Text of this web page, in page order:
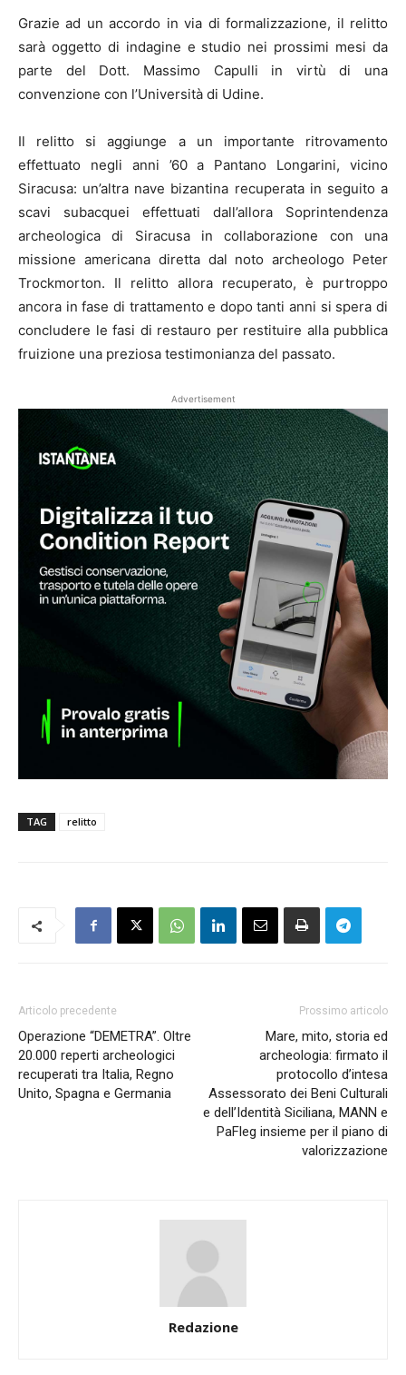
Grazie ad un accordo in via di formalizzazione, il relitto
sarà oggetto di indagine e studio nei prossimi mesi da
parte del Dott. Massimo Capulli in virtù di una
convenzione con l’Università di Udine.
Il relitto si aggiunge a un importante ritrovamento
effettuato negli anni ’60 a Pantano Longarini, vicino
Siracusa: un’altra nave bizantina recuperata in seguito a
scavi subacquei effettuati dall’allora Soprintendenza
archeologica di Siracusa in collaborazione con una
missione americana diretta dal noto archeologo Peter
Trockmorton. Il relitto allora recuperato, è purtroppo
ancora in fase di trattamento e dopo tanti anni si spera di
concludere le fasi di restauro per restituire alla pubblica
fruizione una preziosa testimonianza del passato.
Advertisement
TAG relitto
Articolo precedente
Operazione “DEMETRA”. Oltre
20.000 reperti archeologici
recuperati tra Italia, Regno
Unito, Spagna e Germania
Prossimo articolo
Mare, mito, storia ed
archeologia: firmato il
protocollo d’intesa
Assessorato dei Beni Culturali
e dell’Identità Siciliana, MANN e
PaFleg insieme per il piano di
valorizzazione
Redazione